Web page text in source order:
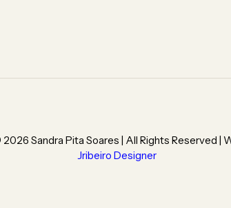
2026 Sandra Pita Soares | All Rights Reserved |
Jribeiro Designer